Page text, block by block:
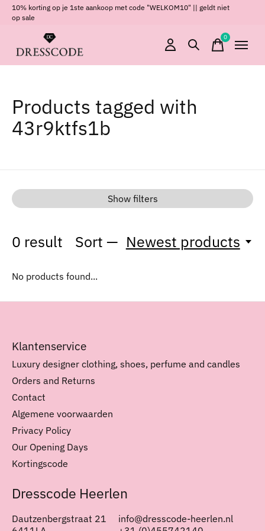
10% korting op je 1ste aankoop met code "WELKOM10" || geldt niet
op sale
0items
Products tagged with
43r9ktfs1b
Show filters
0 result Sort — Newest products
No products found...
Klantenservice
Luxury designer clothing, shoes, perfume and candles
Orders and Returns
Contact
Algemene voorwaarden
Privacy Policy
Our Opening Days
Kortingscode
Dresscode Heerlen
Dautzenbergstraat 21
info@dresscode-heerlen.nl